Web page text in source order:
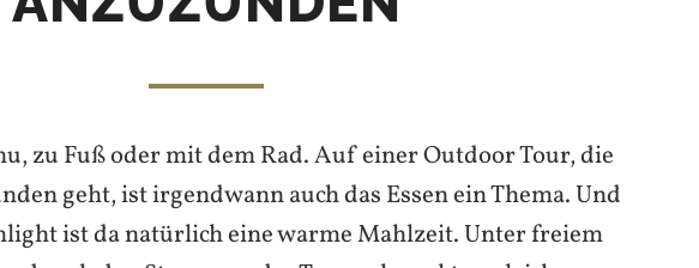
zu Fuß oder mit dem Rad. Auf einer Outdoor Tour, die
geht, ist irgendwann auch das Essen ein Thema. Und
ist da natürlich eine warme Mahlzeit. Unter freiem